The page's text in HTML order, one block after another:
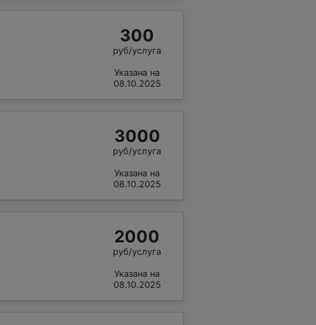
300
руб/услуга
Указана на
08.10.2025
3000
руб/услуга
Указана на
08.10.2025
2000
руб/услуга
Указана на
08.10.2025